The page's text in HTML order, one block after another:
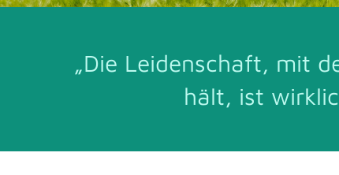
„Die Leidenschaft, mit
hält, ist